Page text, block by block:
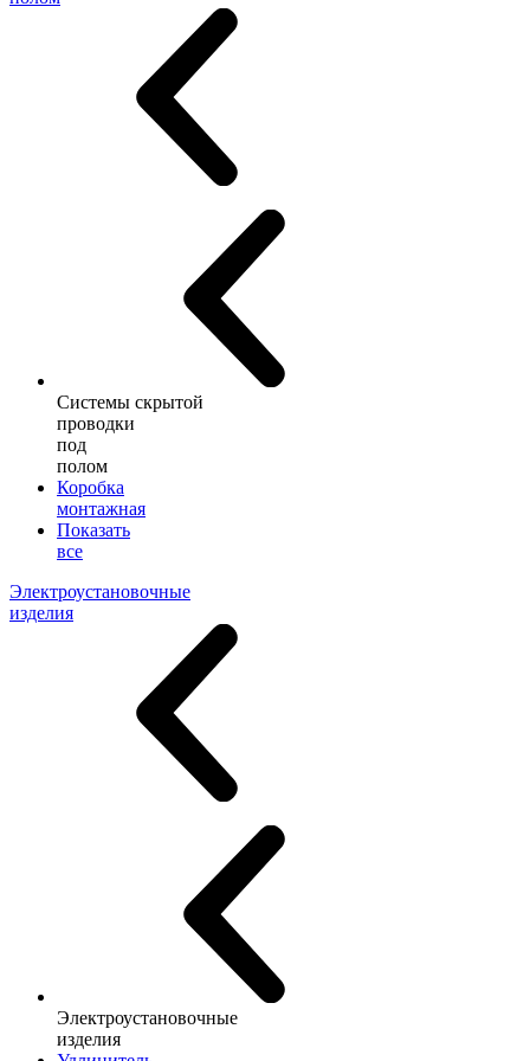
Системы скрытой
проводки
под
полом
Коробка
монтажная
Показать
все
Электроустановочные
изделия
Электроустановочные
изделия